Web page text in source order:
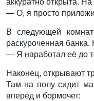
аккуратно открыта. На
— О, я просто
В следующей
раскуроченная банка.
— Я наработал её до
Наконец, открывают
Там на полу сидит
вперёд и бормочет: